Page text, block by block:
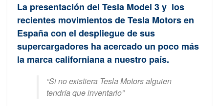
La presentación del Tesla Model 3 y los
recientes movimientos de Tesla Motors en
España con el despliegue de sus
supercargadores ha acercado un poco más
la marca californiana a nuestro país.
“Si no existiera Tesla Motors alguien
tendría que inventarlo”